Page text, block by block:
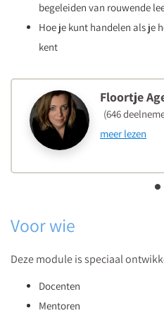
begeleiden van rouwende
Hoe je kunt handelen als je
kent
Floortje
(646
meer lezen
Voor wie
Deze module is speciaal
Docenten
Mentoren